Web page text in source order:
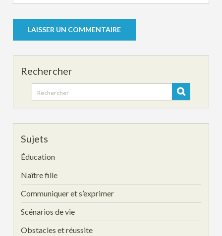
Rechercher
Search
for:
Sujets
Éducation
Naître fille
Communiquer et s’exprimer
Scénarios de vie
Obstacles et réussite